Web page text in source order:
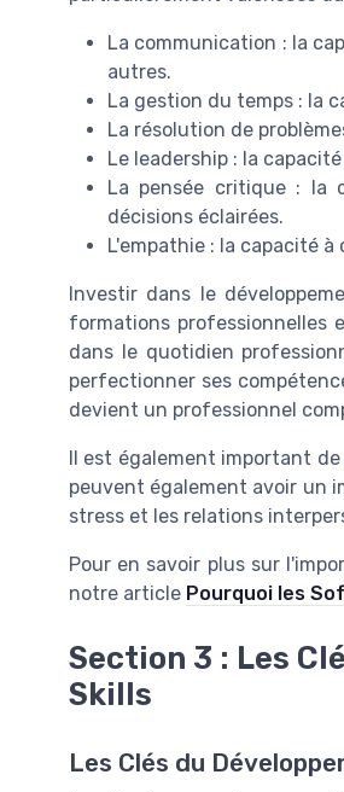
La communication : la
autres.
La gestion du temps : la
La résolution de
Le leadership : la
La pensée critique : la
décisions éclairées.
L'empathie : la capacité
Investir dans le
formations professionnelles
dans le quotidien
perfectionner ses
devient un professionnel
Il est également important
peuvent également avoir un
stress et les relations
Pour en savoir plus sur
notre article Pourquoi les
Section 3 : Les
Skills
Les Clés du